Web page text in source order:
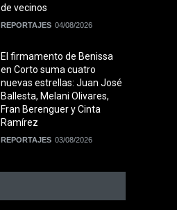
de vecinos
REPORTAJES 04/08/2026
El firmamento de Benissa
en Corto suma cuatro
nuevas estrellas: Juan José
Ballesta, Melani Olivares,
Fran Berenguer y Cinta
Ramírez
REPORTAJES 03/08/2026